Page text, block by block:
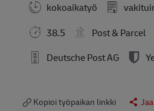
kokoaikatyö
38.5
Post & Parcel
Deutsche Post AG
Kopioi työpaikan linkki Jaa